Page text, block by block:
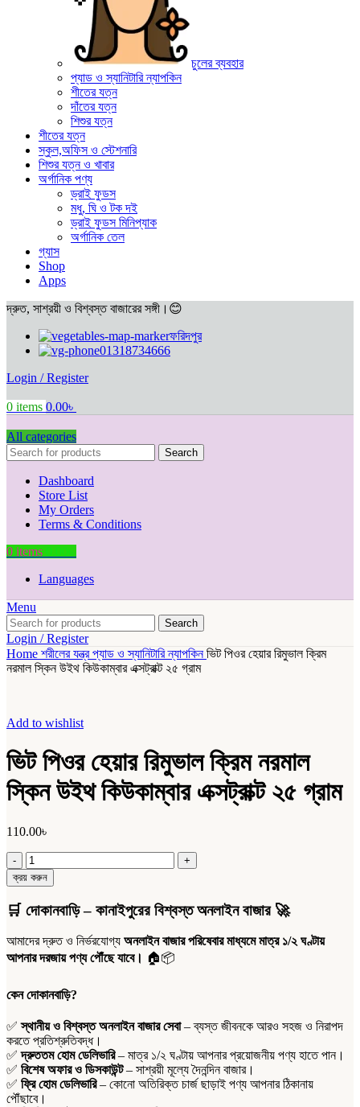
চুলের ব্যবহার
প্যাড ও স্যানিটারি ন্যাপকিন
শীতের যত্ন
দাঁতের যত্ন
শিশুর যত্ন
শীতের যত্ন
স্কুল,অফিস ও স্টেশনারি
শিশুর যত্ন ও খাবার
অর্গানিক পণ্য
ড্রাই ফুডস
মধু, ঘি ও টক দই
ড্রাই ফুডস মিনিপ্যাক
অর্গানিক তেল
গ্যাস
Shop
Apps
দ্রুত, সাশ্রয়ী ও বিশ্বস্ত বাজারের সঙ্গী।😊
ফরিদপুর
01318734666
Login / Register
0 items 0.00৳
All categories
Search
Dashboard
Store List
My Orders
Terms & Conditions
0 items
Languages
Menu
Search
Login / Register
Home শরীলের যন্ত্রপ্যাড ও স্যানিটারি ন্যাপকিনভিট পিওর হেয়ার রিমুভাল ক্রিম
নরমাল স্কিন উইথ কিউকাম্বার এক্সট্রাক্ট ২৫ গ্রাম
Add to wishlist
ভিট পিওর হেয়ার রিমুভাল ক্রিম নরমাল
স্কিন উইথ কিউকাম্বার এক্সট্রাক্ট ২৫ গ্রাম
110.00৳
ভিট
পিওর
হেয়ার
ক্রিম
স্কিন
উইথ
এক্সট্রাক্ট
২৫
গ্রাম
quantity
ক্রয় করুন
🛒 দোকানবাড়ি – কানাইপুরের বিশ্বস্ত অনলাইন বাজার🚀
আমাদের দ্রুত ও নির্ভরযোগ্য অনলাইন বাজার পরিষেবার মাধ্যমে মাত্র ১/২ ঘণ্টায়
আপনার দরজায় পণ্য পৌঁছে যাবে। 🏠📦
কেন দোকানবাড়ি?
✅স্থানীয় ও বিশ্বস্ত অনলাইন বাজার সেবা– ব্যস্ত জীবনকে আরও সহজ ও নিরাপদ
করতে প্রতিশ্রুতিবদ্ধ।
✅দ্রুততম হোম ডেলিভারি– মাত্র ১/২ ঘণ্টায় আপনার প্রয়োজনীয় পণ্য হাতে পান।
✅ বিশেষ অফার ও ডিসকাউন্ট– সাশ্রয়ী মূল্যে দৈনন্দিন বাজার।
✅ ফ্রি হোম ডেলিভারি– কোনো অতিরিক্ত চার্জ ছাড়াই পণ্য আপনার ঠিকানায়
পৌঁছাবে।